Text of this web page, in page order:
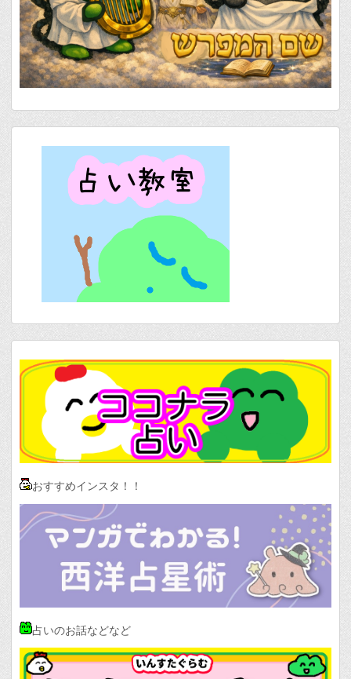
おすすめインスタ！！
占いのお話などなど